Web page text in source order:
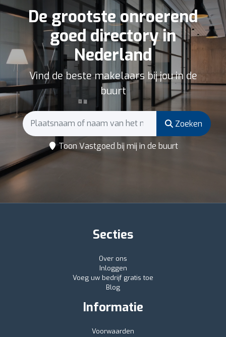
De grootste onroerend
goed directory in
Nederland
Vind de beste makelaars bij jou in de
buurt
Zoeken
Toon Vastgoed bij mij in de buurt
Secties
Over ons
Inloggen
Voeg uw bedrijf gratis toe
Blog
Informatie
Voorwaarden